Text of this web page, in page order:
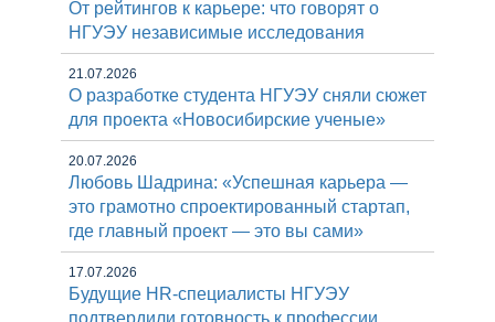
От рейтингов к карьере: что говорят о
НГУЭУ независимые исследования
21.07.2026
О разработке студента НГУЭУ сняли сюжет
для проекта «Новосибирские ученые»
20.07.2026
Любовь Шадрина: «Успешная карьера —
это грамотно спроектированный стартап,
где главный проект — это вы сами»
17.07.2026
Будущие HR-специалисты НГУЭУ
подтвердили готовность к профессии